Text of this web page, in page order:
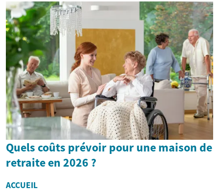
Quels coûts prévoir pour une maison de
retraite en 2026 ?
ACCUEIL